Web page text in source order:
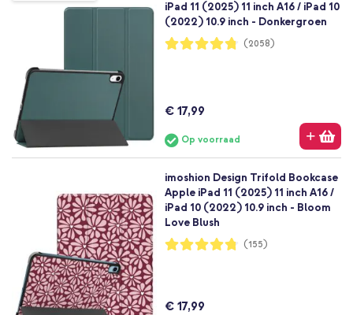
iPad 11 (2025) 11 inch A16 / iPad 10
(2022) 10.9 inch - Donkergroen
Waardering:
95%
(2058)
€ 17,99
Op voorraad
imoshion Design Trifold Bookcase
Apple iPad 11 (2025) 11 inch A16 /
iPad 10 (2022) 10.9 inch - Bloom
Love Blush
Waardering:
95%
(155)
€ 17,99